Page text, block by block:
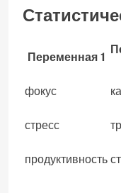
Переменная 1
фокус
стресс
продуктивность